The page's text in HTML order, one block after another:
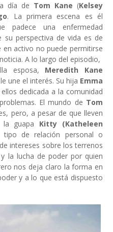
día de Tom Kane (Kelsey
. La primera escena es él
padece una enfermedad
su perspectiva de vida es de
activo no puede permitirse
A lo largo del episodio,
esposa, Meredith Kane
une el interés. Su hija Emma
dedicada a la comunidad
El mundo de Tom
pero, a pesar de que lleven
guapa Kitty (Katheleen
de relación personal o
intereses sobre los terrenos
la lucha de poder por quien
nos deja claro la forma en
y a lo que está dispuesto